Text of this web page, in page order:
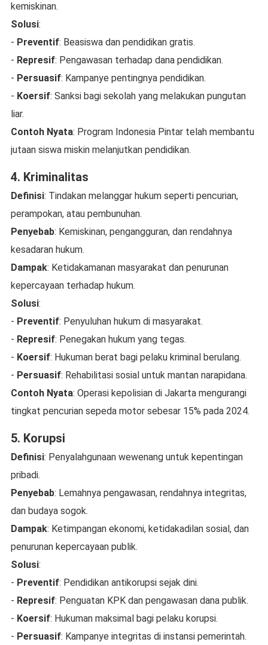
kemiskinan.
Solusi:
- Preventif: Beasiswa dan pendidikan gratis.
- Represif: Pengawasan terhadap dana pendidikan.
- Persuasif: Kampanye pentingnya pendidikan.
- Koersif: Sanksi bagi sekolah yang melakukan pungutan
liar.
Contoh Nyata: Program Indonesia Pintar telah membantu
jutaan siswa miskin melanjutkan pendidikan.
4. Kriminalitas
Definisi: Tindakan melanggar hukum seperti pencurian,
perampokan, atau pembunuhan.
Penyebab: Kemiskinan, pengangguran, dan rendahnya
kesadaran hukum.
Dampak: Ketidakamanan masyarakat dan penurunan
kepercayaan terhadap hukum.
Solusi:
- Preventif: Penyuluhan hukum di masyarakat.
- Represif: Penegakan hukum yang tegas.
- Koersif: Hukuman berat bagi pelaku kriminal berulang.
- Persuasif: Rehabilitasi sosial untuk mantan narapidana.
Contoh Nyata: Operasi kepolisian di Jakarta mengurangi
tingkat pencurian sepeda motor sebesar 15% pada 2024.
5. Korupsi
Definisi: Penyalahgunaan wewenang untuk kepentingan
pribadi.
Penyebab: Lemahnya pengawasan, rendahnya integritas,
dan budaya sogok.
Dampak: Ketimpangan ekonomi, ketidakadilan sosial, dan
penurunan kepercayaan publik.
Solusi:
- Preventif: Pendidikan antikorupsi sejak dini.
- Represif: Penguatan KPK dan pengawasan dana publik.
- Koersif: Hukuman maksimal bagi pelaku korupsi.
- Persuasif: Kampanye integritas di instansi pemerintah.